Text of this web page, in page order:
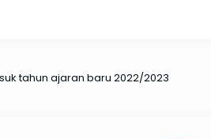
tahun ajaran baru 2022/2023